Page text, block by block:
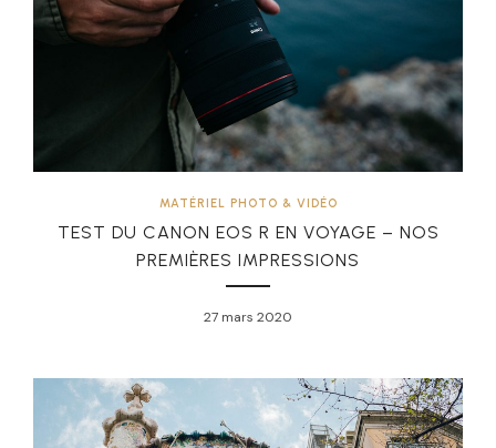
MATÉRIEL PHOTO & VIDÉO
TEST DU CANON EOS R EN VOYAGE – NOS
PREMIÈRES IMPRESSIONS
27 mars 2020